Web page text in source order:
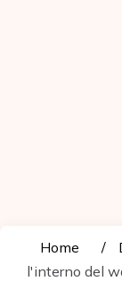
Home
l'interno del